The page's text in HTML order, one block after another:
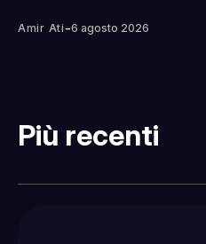
Amir Ati -6 agosto 2026
Più recenti